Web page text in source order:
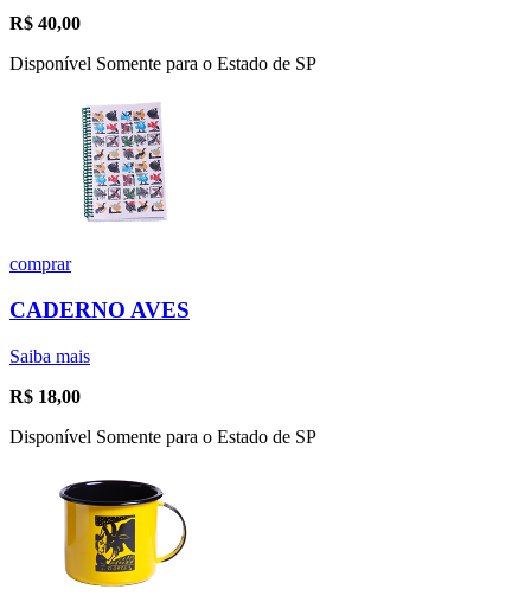
R$ 40,00
Disponível Somente para o Estado de SP
comprar
CADERNO AVES
Saiba mais
R$ 18,00
Disponível Somente para o Estado de SP